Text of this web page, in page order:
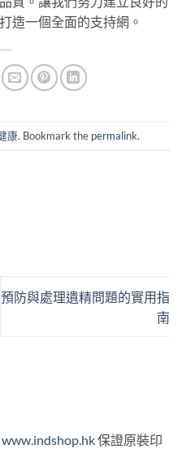
造一個全面的支持網。
康. Bookmark the permalink.
預防與處理遺精問題的實用指
南
www.indshop.hk保證原裝印